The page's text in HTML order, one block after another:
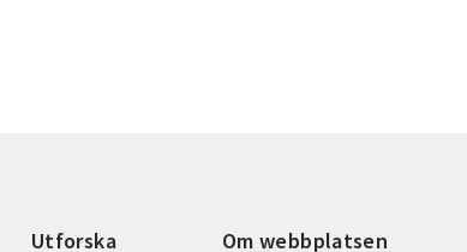
Utforska Om webbplatsen